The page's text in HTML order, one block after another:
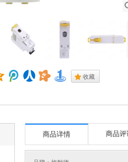
. 收藏
商品详情 商品评